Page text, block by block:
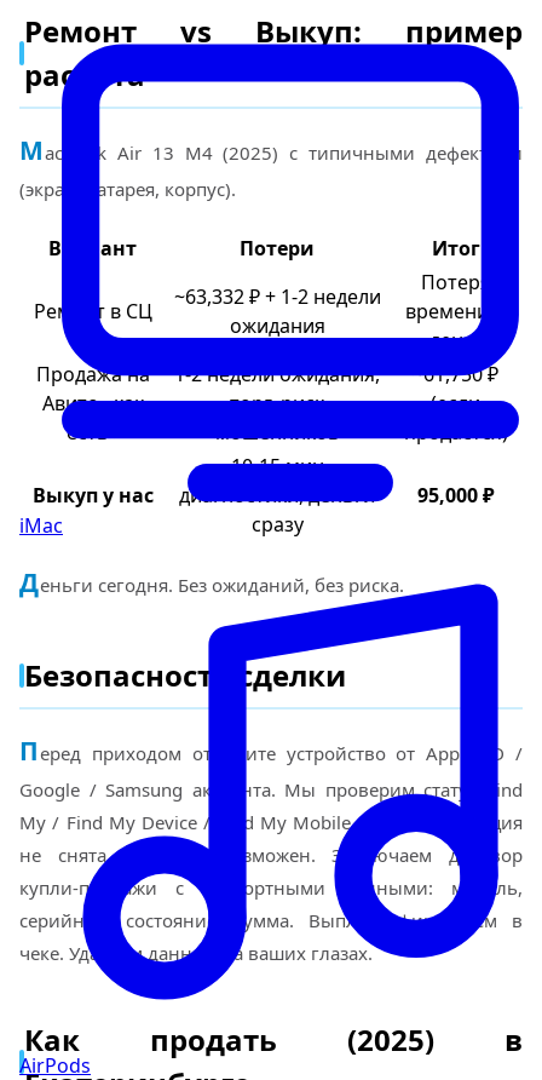
iMac
AirPods
Ремонт vs Выкуп: пример
расчёта
MacBook Air 13 M4 (2025) с типичными дефектами
(экран, батарея, корпус).
Вариант Потери Итог
Ремонт в СЦ
~63,332 ₽ + 1-2 недели
ожидания
Потеря
времени и
денег
Продажа на
Авито «как
есть»
1-2 недели ожидания,
торг, риск
мошенников
~61,750 ₽
(если
продастся)
Выкуп у нас
10-15 мин
диагностики, деньги
сразу
95,000 ₽
Деньги сегодня. Без ожиданий, без риска.
Безопасность сделки
П еред приходом отвяжите устройство от Apple ID /
Google / Samsung аккаунта. Мы проверим статус Find
My / Find My Device / Find My Mobile — если активация
не снята, выкуп невозможен. Заключаем договор
купли-продажи с паспортными данными: модель,
серийник, состояние, сумма. Выплату фиксируем в
чеке. Удаляем данные на ваших глазах.
Как продать (2025) в